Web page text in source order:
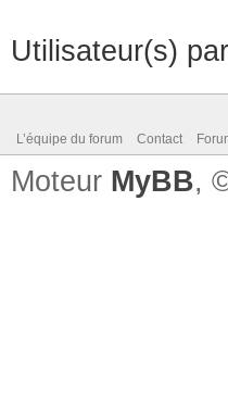
Utilisateur(s)
L’équipe du forum Contact
Moteur MyBB,